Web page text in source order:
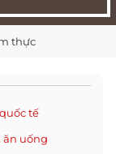
thực
tế
uống